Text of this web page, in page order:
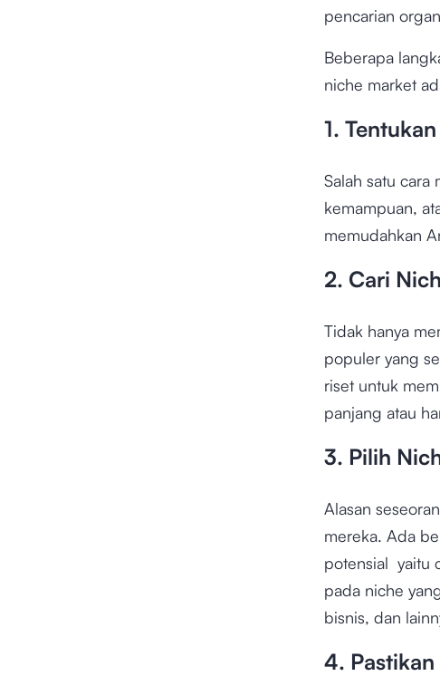
pencarian
Beberapa
niche market
1.
Salah satu
kemampuan,
memudahkan
2. Cari
Tidak hanya
populer yang
riset untuk
panjang atau
3. Pilih
Alasan
mereka. Ada
potensial yaitu
pada niche
bisnis, dan
4. Pastikan